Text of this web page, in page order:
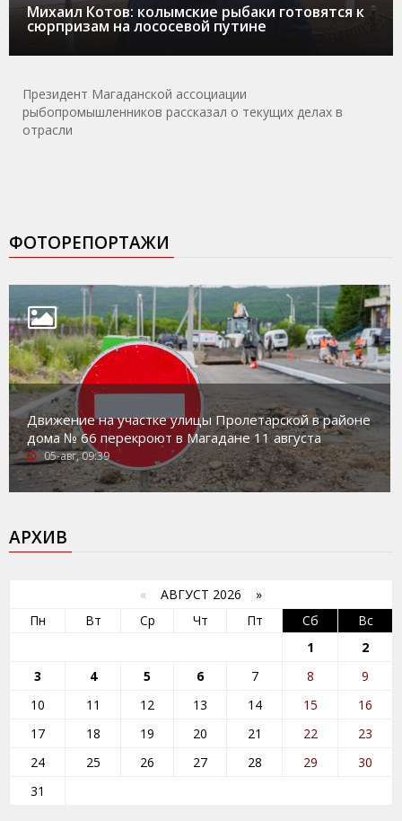
Михаил Котов: колымские рыбаки готовятся к
сюрпризам на лососевой путине
Президент Магаданской ассоциации
рыбопромышленников рассказал о текущих делах в
отрасли
ФОТОРЕПОРТАЖИ
Движение на участке улицы Пролетарской в районе
дома № 66 перекроют в Магадане 11 августа
05-авг, 09:39
АРХИВ
« АВГУСТ 2026 »
Пн
Вт Ср Чт Пт Сб
Вс
1
2
3
4 5 6 7 8
9
10
11 12 13 14 15
16
17
18 19 20 21 22
23
24
25 26 27 28 29
30
31